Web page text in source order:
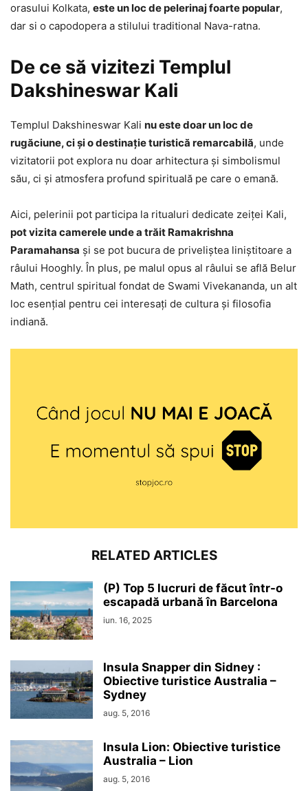
orasului Kolkata, este un loc de pelerinaj foarte popular,
dar si o capodopera a stilului traditional Nava-ratna.
De ce să vizitezi Templul
Dakshineswar Kali
Templul Dakshineswar Kali nu este doar un loc de
rugăciune, ci și o destinație turistică remarcabilă, unde
vizitatorii pot explora nu doar arhitectura și simbolismul
său, ci și atmosfera profund spirituală pe care o emană.
Aici, pelerinii pot participa la ritualuri dedicate zeiței Kali,
pot vizita camerele unde a trăit Ramakrishna
Paramahansa și se pot bucura de priveliștea liniștitoare a
râului Hooghly. În plus, pe malul opus al râului se află Belur
Math, centrul spiritual fondat de Swami Vivekananda, un alt
loc esențial pentru cei interesați de cultura și filosofia
indiană.
RELATED ARTICLES
(P) Top 5 lucruri de făcut într-o
escapadă urbană în Barcelona
iun. 16, 2025
Insula Snapper din Sidney :
Obiective turistice Australia –
Sydney
aug. 5, 2016
Insula Lion: Obiective turistice
Australia – Lion
aug. 5, 2016